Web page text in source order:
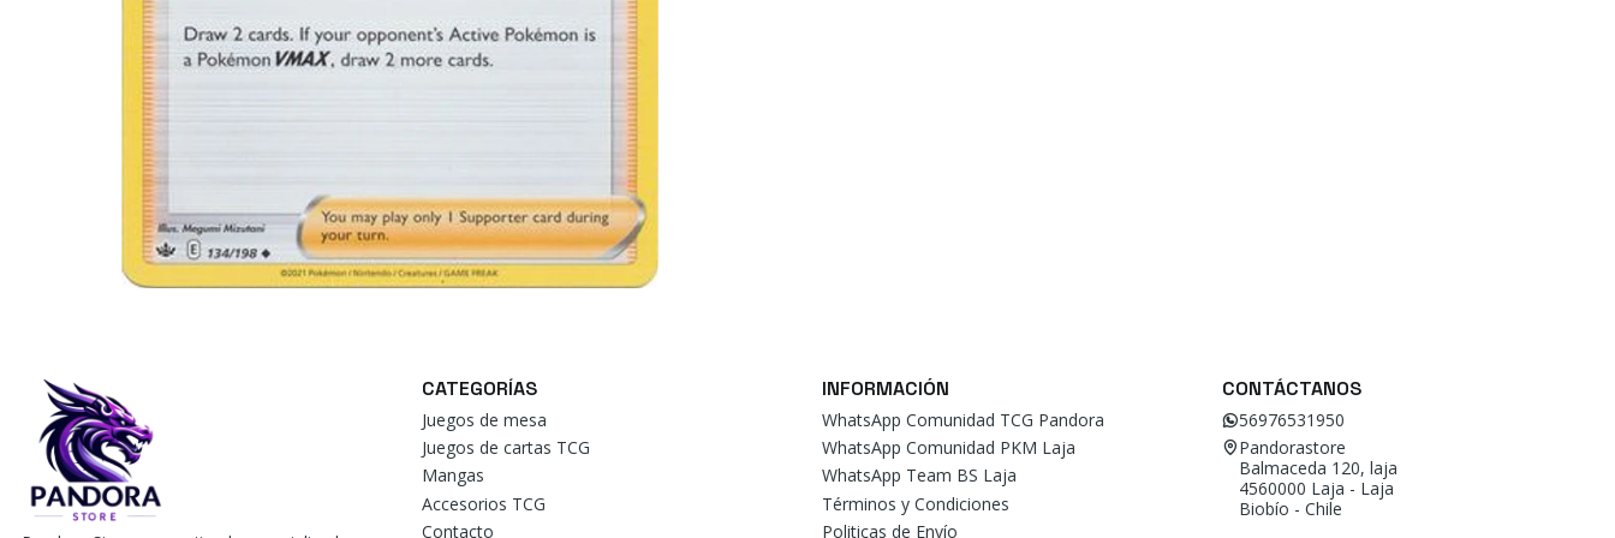
CATEGORÍAS
Juegos de mesa
Juegos de cartas TCG
Mangas
Accesorios TCG
Contacto
INFORMACIÓN
WhatsApp Comunidad TCG Pandora
WhatsApp Comunidad PKM Laja
WhatsApp Team BS Laja
Términos y Condiciones
Politicas de Envío
CONTÁCTANOS
56976531950
Pandorastore
Balmaceda 120, laja
4560000 Laja - Laja
Biobío - Chile